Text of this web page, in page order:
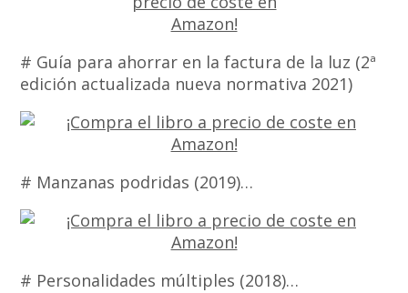
# Guía para ahorrar en la factura de la luz (2ª
edición actualizada nueva normativa 2021)
# Manzanas podridas (2019)…
# Personalidades múltiples (2018)…